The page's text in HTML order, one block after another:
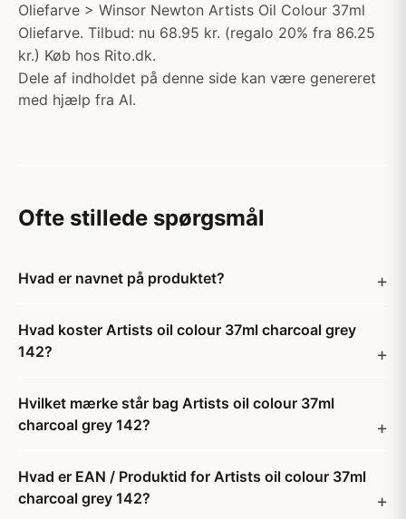
Oliefarve > Winsor Newton Artists Oil Colour 37ml
Oliefarve. Tilbud: nu 68.95 kr. (regalo 20% fra 86.25
kr.) Køb hos Rito.dk.
Dele af indholdet på denne side kan være genereret
med hjælp fra AI.
Ofte stillede spørgsmål
Hvad er navnet på produktet?
Hvad koster Artists oil colour 37ml charcoal grey
142?
Hvilket mærke står bag Artists oil colour 37ml
charcoal grey 142?
Hvad er EAN / Produktid for Artists oil colour 37ml
charcoal grey 142?